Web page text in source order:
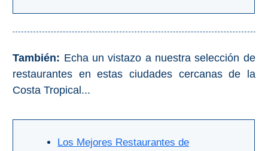
Olvera
OTRAS
También: Echa un vistazo a nuestra selección de
restaurantes en estas ciudades cercanas de la
Costa Tropical...
Los Mejores Restaurantes de